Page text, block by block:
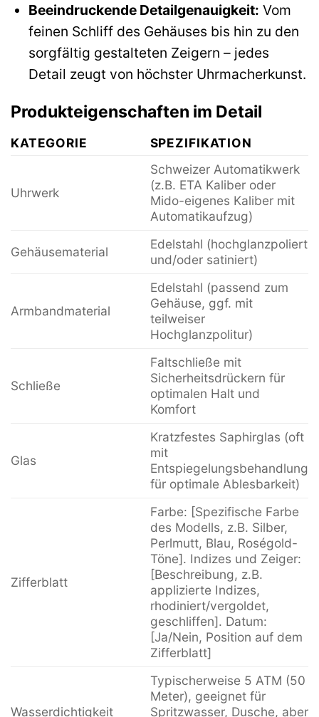
Beeindruckende Detailgenauigkeit: Vom
feinen Schliff des Gehäuses bis hin zu den
sorgfältig gestalteten Zeigern – jedes
Detail zeugt von höchster Uhrmacherkunst.
Produkteigenschaften im Detail
KATEGORIE SPEZIFIKATION
Uhrwerk
Schweizer Automatikwerk
(z.B. ETA Kaliber oder
Mido-eigenes Kaliber mit
Automatikaufzug)
Gehäusematerial
Edelstahl (hochglanzpoliert
und/oder satiniert)
Armbandmaterial
Edelstahl (passend zum
Gehäuse, ggf. mit
teilweiser
Hochglanzpolitur)
Schließe
Faltschließe mit
Sicherheitsdrückern für
optimalen Halt und
Komfort
Glas
Kratzfestes Saphirglas (oft
mit
Entspiegelungsbehandlung
für optimale Ablesbarkeit)
Zifferblatt
Farbe: [Spezifische Farbe
des Modells, z.B. Silber,
Perlmutt, Blau, Roségold-
Töne]. Indizes und Zeiger:
[Beschreibung, z.B.
applizierte Indizes,
rhodiniert/vergoldet,
geschliffen]. Datum:
[Ja/Nein, Position auf dem
Zifferblatt]
Wasserdichtigkeit
Typischerweise 5 ATM (50
Meter), geeignet für
Spritzwasser, Dusche, aber